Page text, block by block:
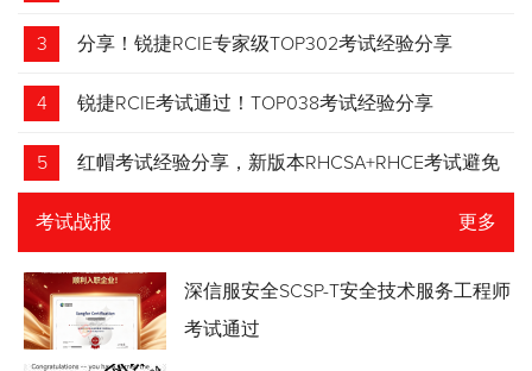
3 分享！锐捷RCIE专家级TOP302考试经验分享
4 锐捷RCIE考试通过！TOP038考试经验分享
5 红帽考试经验分享，新版本RHCSA+RHCE考试避免
踩坑
考试战报 更多
深信服安全SCSP-T安全技术服务工程师
考试通过